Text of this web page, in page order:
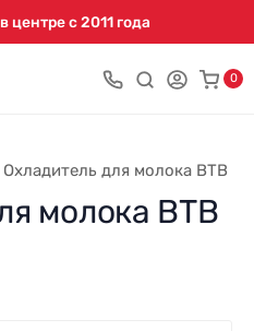
с 2011 года
0
Охладитель для молока BTB
молока BTB